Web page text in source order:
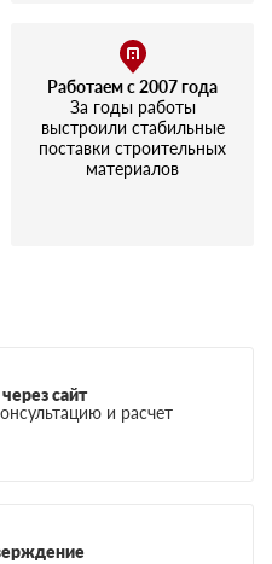
Работаем с 2007 года
За годы работы
выстроили стабильные
поставки строительных
материалов
сайт
и расчет